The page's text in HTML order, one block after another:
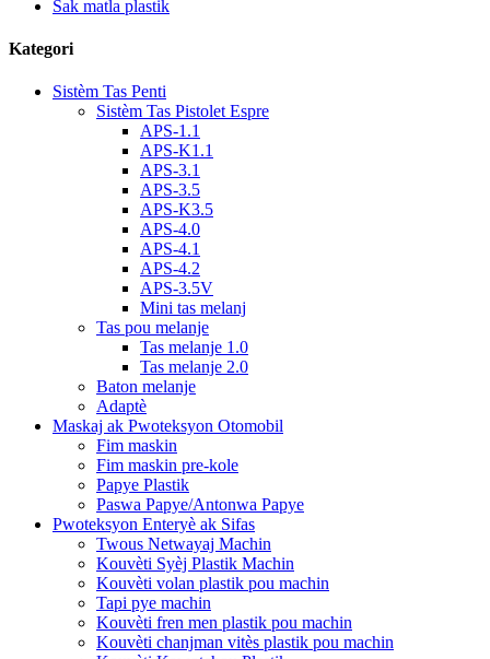
Sak matla plastik
Kategori
Sistèm Tas Penti
Sistèm Tas Pistolet Espre
APS-1.1
APS-K1.1
APS-3.1
APS-3.5
APS-K3.5
APS-4.0
APS-4.1
APS-4.2
APS-3.5V
Mini tas melanj
Tas pou melanje
Tas melanje 1.0
Tas melanje 2.0
Baton melanje
Adaptè
Maskaj ak Pwoteksyon Otomobil
Fim maskin
Fim maskin pre-kole
Papye Plastik
Paswa Papye/Antonwa Papye
Pwoteksyon Enteryè ak Sifas
Twous Netwayaj Machin
Kouvèti Syèj Plastik Machin
Kouvèti volan plastik pou machin
Tapi pye machin
Kouvèti fren men plastik pou machin
Kouvèti chanjman vitès plastik pou machin